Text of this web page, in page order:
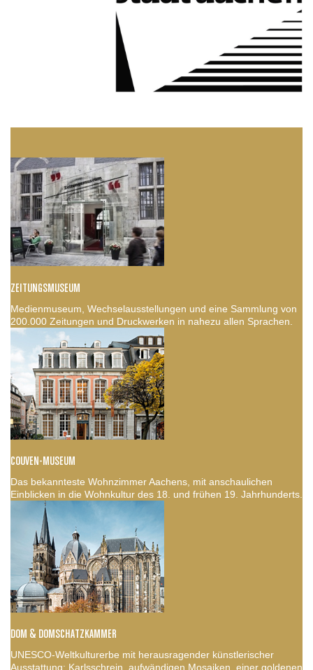
ZEITUNGSMUSEUM
Medienmuseum, Wechselausstellungen und eine Sammlung von
200.000 Zeitungen und Druckwerken in nahezu allen Sprachen.
COUVEN-MUSEUM
Das bekannteste Wohnzimmer Aachens, mit anschaulichen
Einblicken in die Wohnkultur des 18. und frühen 19. Jahrhunderts.
DOM & DOMSCHATZKAMMER
UNESCO-Weltkulturerbe mit herausragender künstlerischer
Ausstattung: Karlsschrein, aufwändigen Mosaiken, einer goldenen